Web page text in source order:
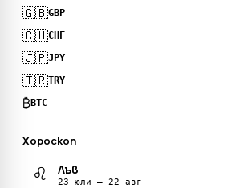
🇬🇧GBP
🇨🇭CHF
🇯🇵JPY
🇹🇷TRY
₿BTC
Хороскоп
♌ Лъв
23 юли — 22 авг